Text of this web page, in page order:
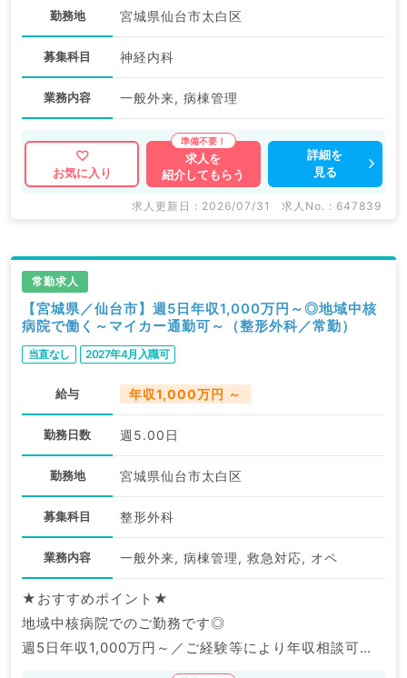
勤務地 宮城県仙台市太白区
募集科目 神経内科
業務内容 一般外来, 病棟管理
お気に入り
求人を
紹介してもらう
詳細を
見る
求人更新日 : 2026/07/31 求人No. : 647839
常勤求人
【宮城県／仙台市】週5日年収1,000万円～◎地域中核
病院で働く～マイカー通勤可～（整形外科／常勤）
当直なし 2027年4月入職可
給与 年収1,000万円 ～
勤務日数 週5.00日
勤務地 宮城県仙台市太白区
募集科目 整形外科
業務内容 一般外来, 病棟管理, 救急対応, オペ
★おすすめポイント★
地域中核病院でのご勤務です◎
週5日年収1,000万円～／ご経験等により年収相談可能